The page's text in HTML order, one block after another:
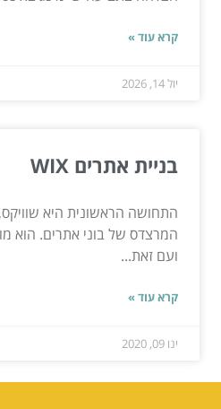
קרא עוד »
יול 14, 2026
בניית אתרים WIX
התחושה הראשונית היא
המרצדס של בוני אתרים. הוא
ועם זאת...
קרא עוד »
ינו 09, 2020